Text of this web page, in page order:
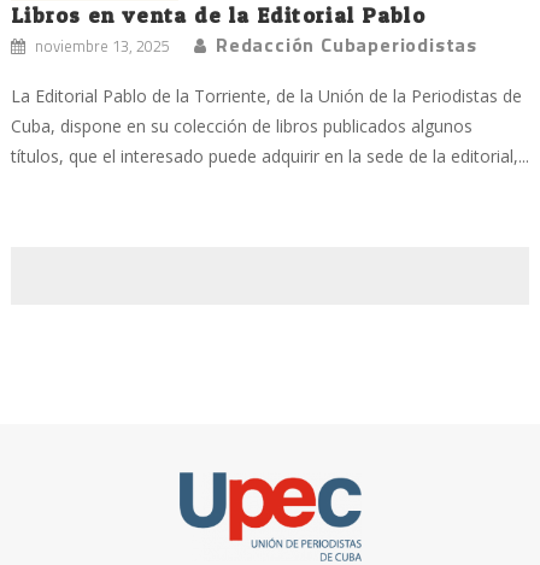
Libros en venta de la Editorial Pablo
noviembre 13, 2025 Redacción Cubaperiodistas
La Editorial Pablo de la Torriente, de la Unión de la Periodistas de
Cuba, dispone en su colección de libros publicados algunos
títulos, que el interesado puede adquirir en la sede de la editorial,...